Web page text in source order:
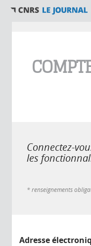
Connectez-
les
* renseignements
Adresse